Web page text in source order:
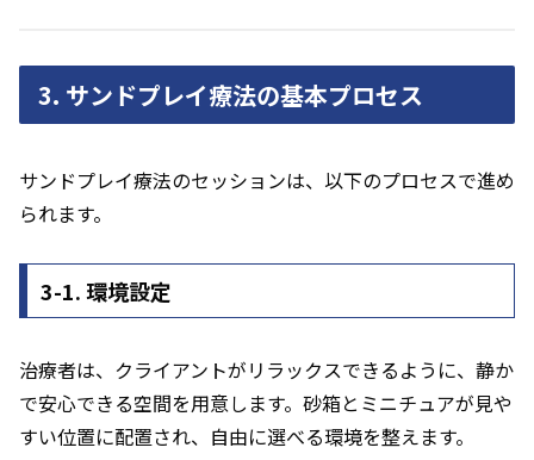
3. サンドプレイ療法の基本プロセス
サンドプレイ療法のセッションは、以下のプロセスで進め
られます。
3-1. 環境設定
治療者は、クライアントがリラックスできるように、静か
で安心できる空間を用意します。砂箱とミニチュアが見や
すい位置に配置され、自由に選べる環境を整えます。